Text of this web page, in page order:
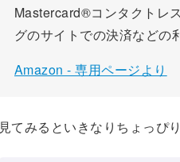
Mastercard®コンタクトレ
グのサイトでの決済などの
Amazon - 専用ページより
見てみるといきなりちょっぴ